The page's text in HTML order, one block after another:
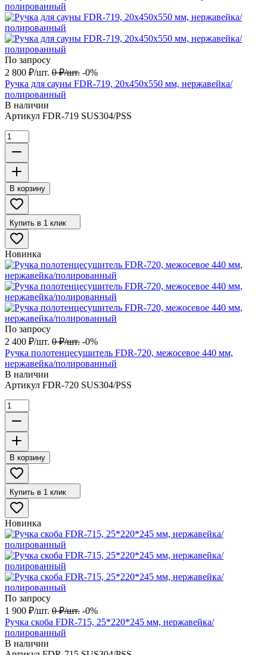
По запросу
2 800 ₽/шт. 0 ₽/шт. -0%
Ручка для сауны FDR-719, 20х450х550 мм, нержавейка/
полированный
В наличии
Артикул FDR-719 SUS304/PSS
В корзину
Купить в 1 клик
Новинка
По запросу
2 400 ₽/шт. 0 ₽/шт. -0%
Ручка полотенцесушитель FDR-720, межосевое 440 мм,
нержавейка/полированный
В наличии
Артикул FDR-720 SUS304/PSS
В корзину
Купить в 1 клик
Новинка
По запросу
1 900 ₽/шт. 0 ₽/шт. -0%
Ручка скоба FDR-715, 25*220*245 мм, нержавейка/
полированный
В наличии